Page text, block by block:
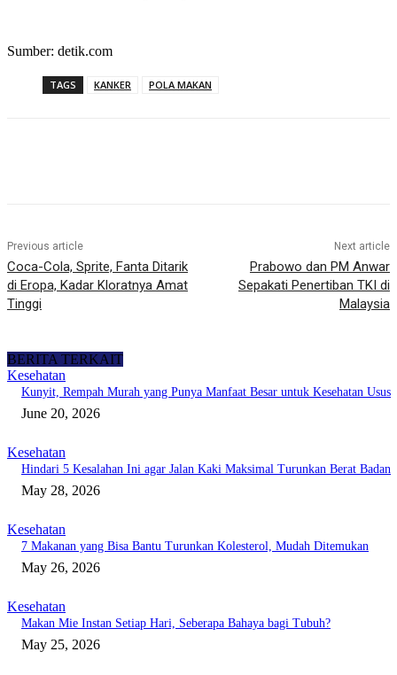
Sumber: detik.com
TAGS KANKER POLA MAKAN
Previous article
Coca-Cola, Sprite, Fanta Ditarik
di Eropa, Kadar Kloratnya Amat
Tinggi
Next article
Prabowo dan PM Anwar
Sepakati Penertiban TKI di
Malaysia
BERITA TERKAIT
Kesehatan
Kunyit, Rempah Murah yang Punya Manfaat Besar untuk Kesehatan Usus
June 20, 2026
Kesehatan
Hindari 5 Kesalahan Ini agar Jalan Kaki Maksimal Turunkan Berat Badan
May 28, 2026
Kesehatan
7 Makanan yang Bisa Bantu Turunkan Kolesterol, Mudah Ditemukan
May 26, 2026
Kesehatan
Makan Mie Instan Setiap Hari, Seberapa Bahaya bagi Tubuh?
May 25, 2026